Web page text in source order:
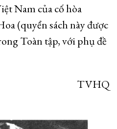
Nam của cố hòa
(quyển sách này được
Toàn tập, với phụ đề
TVHQ